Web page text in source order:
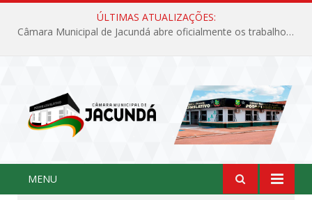
ÚLTIMAS ATUALIZAÇÕES:
Câmara Municipal de Jacundá abre oficialmente os trabalhos legislativos de 2026
MENU